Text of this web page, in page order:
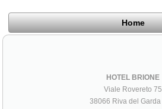
Home
HOTEL BRIONE
Viale Rovereto 75
38066 Riva del Garda